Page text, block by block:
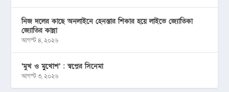
নিজ দলের কাছে অনলাইনে হেনস্তার শিকার হয়ে লাইভে জ্যোতিকা
জ্যোতির কান্না
আগস্ট ৪, ২০২৬
‘মুখ ও মু্খোশ’ : স্বপ্নের সিনেমা
আগস্ট ৩, ২০২৬